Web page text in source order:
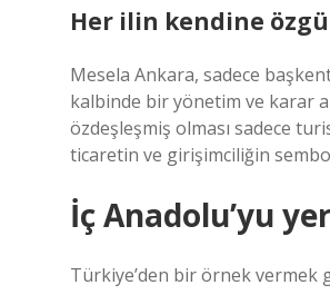
Her ilin kendine
Mesela Ankara, sadece
kalbinde bir yönetim ve karar
özdeşleşmiş olması sadece
ticaretin ve girişimciliğin
İç Anadolu’yu
Türkiye’den bir örnek vermek